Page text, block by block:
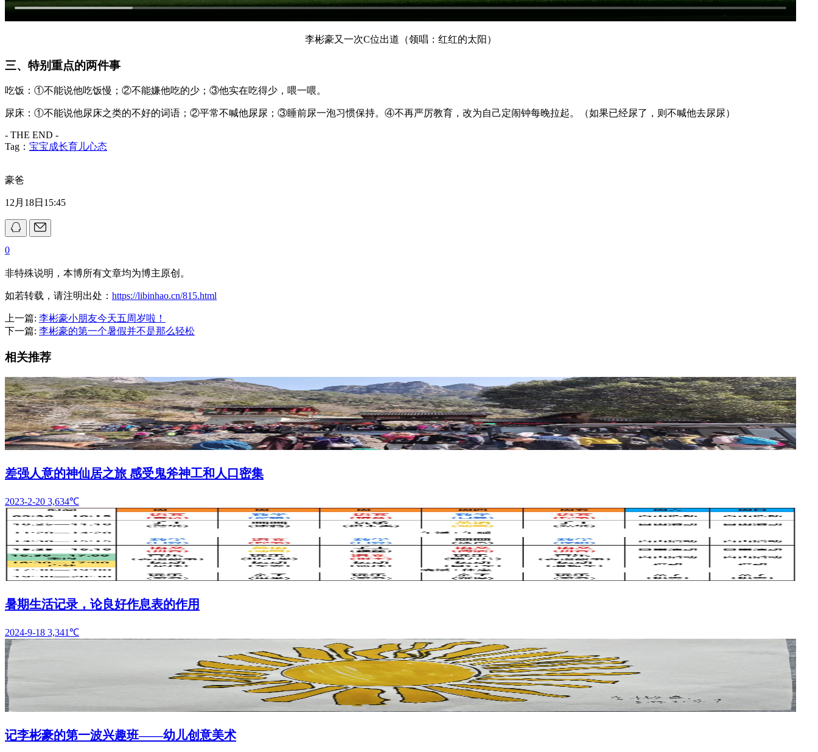
李彬豪又一次C位出道（领唱：红红的太阳）
三、特别重点的两件事
吃饭：①不能说他吃饭慢；②不能嫌他吃的少；③他实在吃得少，喂一喂。
尿床：①不能说他尿床之类的不好的词语；②平常不喊他尿尿；③睡前尿一泡习惯保持。④不再严厉教育，改为自己定闹钟每晚拉起。（如果已经尿了，则不喊他去尿尿）
- THE END -
Tag： 宝宝成长育儿心态
豪爸
12月18日15:45
0
非特殊说明，本博所有文章均为博主原创。
如若转载，请注明出处： https://libinhao.cn/815.html
上一篇: 李彬豪小朋友今天五周岁啦！
下一篇: 李彬豪的第一个暑假并不是那么轻松
相关推荐
差强人意的神仙居之旅 感受鬼斧神工和人口密集
2023-2-20 3,634℃
暑期生活记录，论良好作息表的作用
2024-9-18 3,341℃
记李彬豪的第一波兴趣班——幼儿创意美术